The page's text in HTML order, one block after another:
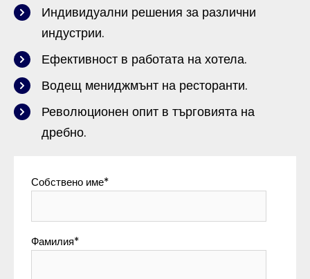
Индивидуални решения за различни
индустрии.
Ефективност в работата на хотела.
Водещ мениджмънт на ресторанти.
Революционен опит в търговията на
дребно.
Собствено име*
Фамилия*